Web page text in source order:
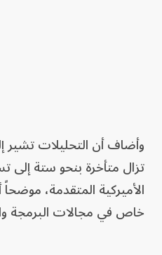
وأضاف أن التحليلات تشير
تزال متأخرة بنحو ستة إلى
الأميركية المتقدمة،
خاص في مجالات البرمجة